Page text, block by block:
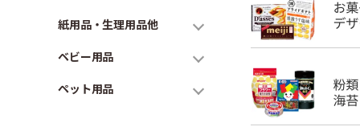
紙用品・生理用品他
ベビー用品
ペット用品